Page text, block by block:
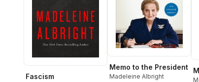
Fascism
Memo to the President
Madeleine Albright